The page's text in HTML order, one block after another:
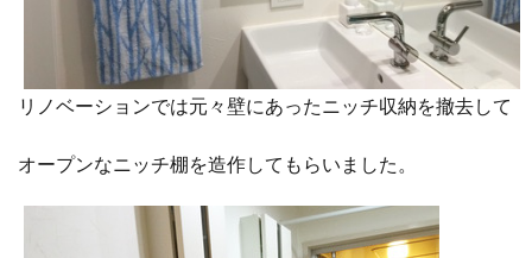
リノベーションでは元々壁にあったニッチ収納を撤去して
オープンなニッチ棚を造作してもらいました。